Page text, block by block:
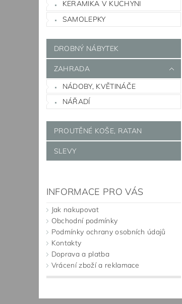
KERAMIKA V KUCHYNI
SAMOLEPKY
DROBNÝ NÁBYTEK
ZAHRADA
NÁDOBY, KVĚTINÁČE
NÁŘADÍ
PROUTĚNÉ KOŠE, RATAN
SLEVY
INFORMACE PRO VÁS
Jak nakupovat
Obchodní podmínky
Podmínky ochrany osobních údajů
Kontakty
Doprava a platba
Vrácení zboží a reklamace